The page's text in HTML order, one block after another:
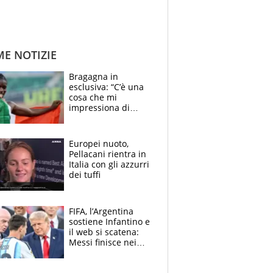
NOTIZIE
Bragagna in
esclusiva: “C’è una
cosa che mi
impressiona di
E svela la sorpresa
agli Europei
Europei nuoto,
Pellacani rientra in
Italia con gli azzurri
dei tuffi
FIFA, l’Argentina
sostiene Infantino e
il web si scatena:
Messi finisce nei